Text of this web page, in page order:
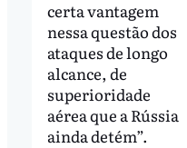
certa vantagem
nessa questão dos
ataques de longo
alcance, de
superioridade
aérea que a Rússia
ainda detém”.